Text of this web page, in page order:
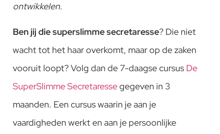
ontwikkelen.
Ben jij die superslimme secretaresse? Die niet
wacht tot het haar overkomt, maar op de zaken
vooruit loopt? Volg dan de 7-daagse cursus De
SuperSlimme Secretaressegegeven in 3
maanden. Een cursus waarin je aan je
vaardigheden werkt en aan je persoonlijke